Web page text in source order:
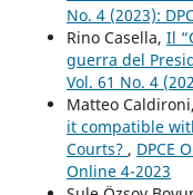
No. 4 (2023):
Rino Casella, Il
guerra del
Vol. 61 No. 4
Matteo Caldironi,
it compatible
Courts? , DPCE
Online 4-2023